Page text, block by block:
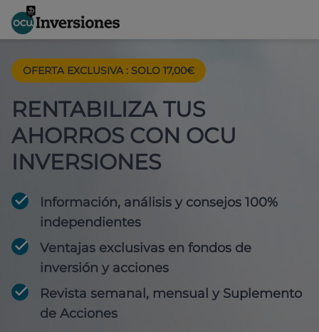
OFERTA EXCLUSIVA : SOLO 17,00€
RENTABILIZA TUS
AHORROS CON OCU
INVERSIONES
Información, análisis y consejos 100%
independientes
Ventajas exclusivas en fondos de
inversión y acciones
Revista semanal, mensual y Suplemento
de Acciones